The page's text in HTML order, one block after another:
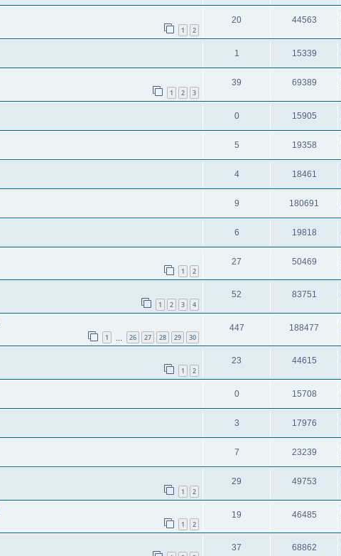
1 2
20 44563
1 15339
1 2 3
39 69389
0 15905
5 19358
4 18461
9 180691
6 19818
1 2
27 50469
1 2 3 4
52 83751
1 26 27 28 29 30
447 188477
1 2
23 44615
0 15708
3 17976
7 23239
1 2
29 49753
1 2
19 46485
37 68862